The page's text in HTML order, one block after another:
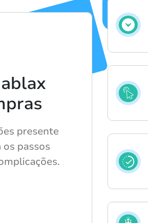
presente
passos